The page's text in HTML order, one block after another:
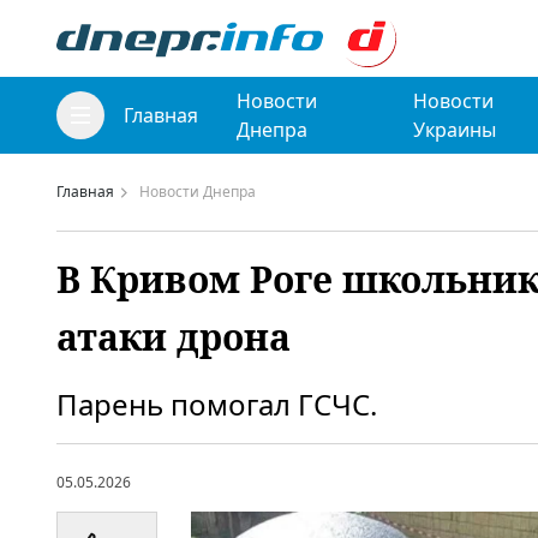
Главная
Новости
Днепра
Новости
Украины
Главная Новости Днепра
В Кривом Роге
атаки дрона
Парень помогал ГСЧС.
05.05.2026